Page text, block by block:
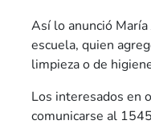
Así lo anunció
escuela, quien
limpieza o de
Los interesados en
comunicarse al